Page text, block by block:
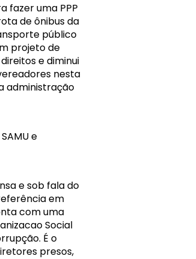
fazer uma PPP
de ônibus da
público
projeto de
e diminui
nesta
administração
e
e sob fala do
em
com uma
Social
É o
presos,